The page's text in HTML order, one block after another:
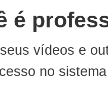
é
vídeos e
no